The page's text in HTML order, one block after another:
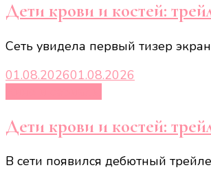
Дети крови и костей:
Сеть увидела первый тизер
01.08.202601.08.2026
Дети крови и костей:
В сети появился дебютный